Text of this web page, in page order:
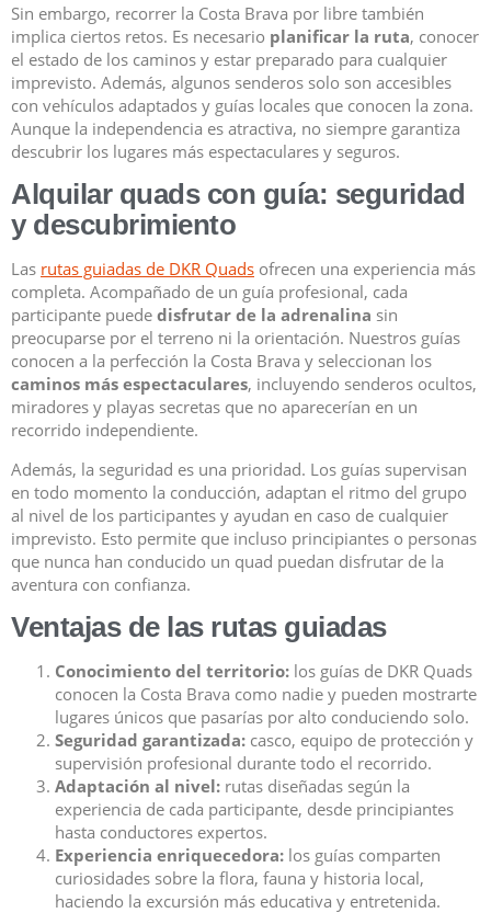
Sin embargo, recorrer la Costa Brava por libre también
implica ciertos retos. Es necesario planificar la ruta, conocer
el estado de los caminos y estar preparado para cualquier
imprevisto. Además, algunos senderos solo son accesibles
con vehículos adaptados y guías locales que conocen la zona.
Aunque la independencia es atractiva, no siempre garantiza
descubrir los lugares más espectaculares y seguros.
Alquilar quads con guía: seguridad
y descubrimiento
Las rutas guiadas de DKR Quads ofrecen una experiencia más
completa. Acompañado de un guía profesional, cada
participante puede disfrutar de la adrenalina sin
preocuparse por el terreno ni la orientación. Nuestros guías
conocen a la perfección la Costa Brava y seleccionan los
caminos más espectaculares, incluyendo senderos ocultos,
miradores y playas secretas que no aparecerían en un
recorrido independiente.
Además, la seguridad es una prioridad. Los guías supervisan
en todo momento la conducción, adaptan el ritmo del grupo
al nivel de los participantes y ayudan en caso de cualquier
imprevisto. Esto permite que incluso principiantes o personas
que nunca han conducido un quad puedan disfrutar de la
aventura con confianza.
Ventajas de las rutas guiadas
Conocimiento del territorio: los guías de DKR Quads
conocen la Costa Brava como nadie y pueden mostrarte
lugares únicos que pasarías por alto conduciendo solo.
Seguridad garantizada: casco, equipo de protección y
supervisión profesional durante todo el recorrido.
Adaptación al nivel: rutas diseñadas según la
experiencia de cada participante, desde principiantes
hasta conductores expertos.
Experiencia enriquecedora: los guías comparten
curiosidades sobre la flora, fauna y historia local,
haciendo la excursión más educativa y entretenida.